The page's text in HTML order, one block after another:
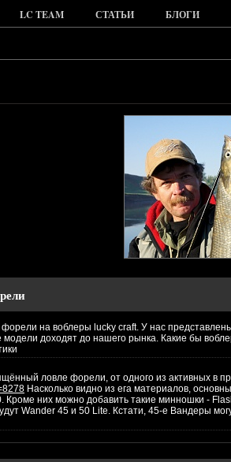
LC TEAM СТАТЬИ БЛОГИ
на воблеры lucky craft. У нас
доходят до нашего рынка. Какие бы
ловле форели, от одного из активных в
Насколько видно из ега материалов,
Кроме них можно добавить такие минношки -
Wander 45 и 50 Lite. Кстати, 45-е Вандеры